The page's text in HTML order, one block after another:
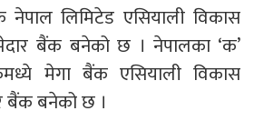
लिमिटेड एसियाली विकास
बैंक बनेको छ । नेपालका ‘क’
मेगा बैंक एसियाली विकास
बैंक बनेको छ ।